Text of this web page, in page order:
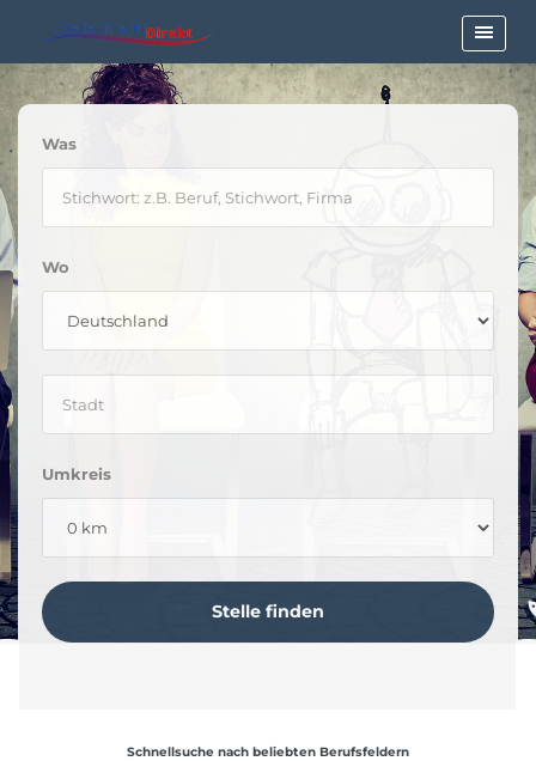
Was
Wo
Umkreis
Schnellsuche nach beliebten Berufsfeldern